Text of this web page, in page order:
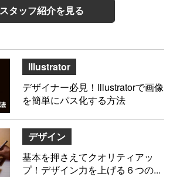
スタッフ紹介を見る
Illustrator
デザイナー必見！Illustratorで画像
を簡単にパス化する方法
デザイン
基本を押さえてクオリティアッ
プ！デザイン力を上げる６つの...